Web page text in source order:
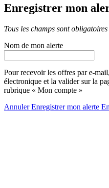
Enregistrer mon
Tous les champs sont obligatoires
Nom de mon alerte
Pour recevoir les offres par e-
électronique et la valider sur la
rubrique « Mon compte »
AnnulerEnregistrer mon alerte